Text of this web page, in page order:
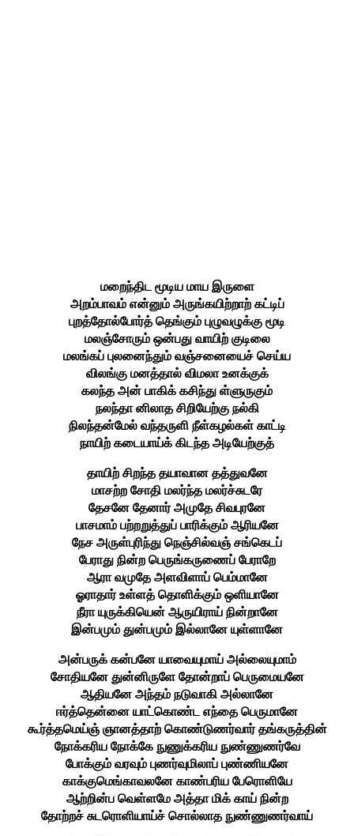
மறைந்திட மூடிய மாய இருளை
அறம்பாவம் என்னும் அருங்கயிற்றாற் கட்டிப்
புறத்தோல்போர்த் தெங்கும் புழுவழுக்கு மூடி
மலஞ்சோரும் ஒன்பது வாயிற் குடிலை
மலங்கப் புலனைந்தும் வஞ்சனையைச் செய்ய
விலங்கு மனத்தால் விமலா உனக்குக்
கலந்த அன் பாகிக் கசிந்து ள்ளுருகும்
நலந்தா னிலாத சிறியேற்கு நல்கி
நிலந்தன்மேல் வந்தருளி நீள்கழல்கள் காட்டி
நாயிற் கடையாய்க் கிடந்த அடியேற்குத்
தாயிற் சிறந்த தயாவான தத்துவனே
மாசற்ற சோதி மலர்ந்த மலர்ச்சுடரே
தேசனே தேனார் அமுதே சிவபுரனே
பாசமாம் பற்றறுத்துப் பாரிக்கும் ஆரியனே
நேச அருள்புரிந்து நெஞ்சில்வஞ் சங்கெடப்
பேராது நின்ற பெருங்கருணைப் பேராறே
ஆரா வமுதே அளவிளாப் பெம்மானே
ஓராதார் உள்ளத் தொளிக்கும் ஒளியானே
நீரா யுருக்கியென் ஆருயிராய் நின்றானே
இன்பமும் துன்பமும் இல்லானே யுள்ளானே
அன்பருக் கன்பனே யாவையுமாய் அல்லையுமாம்
சோதியனே துன்னிருளே தோன்றாப் பெருமையனே
ஆதியனே அந்தம் நடுவாகி அல்லானே
ஈர்த்தென்னை யாட்கொண்ட எந்தை பெருமானே
கூர்த்தமெய்ஞ் ஞானத்தாற் கொண்டுணர்வார் தங்கருத்தின்
நோக்கரிய நோக்கே நுணுக்கரிய நுண்ணுணர்வே
போக்கும் வரவும் புணர்வுமிலாப் புண்ணியனே
காக்குமெங்காவலனே காண்பரிய பேரொளியே
ஆற்றின்ப வெள்ளமே அத்தா மிக் காய் நின்ற
தோற்றச் சுடரொளியாய்ச் சொல்லாத நுண்ணுணர்வாய்